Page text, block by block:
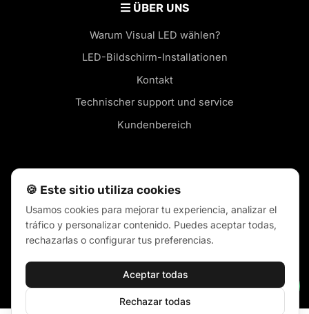
ÜBER UNS
Warum Visual LED wählen?
LED-Bildschirm-Installationen
Kontakt
Technischer support und service
Kundenbereich
LED-Bildschirme in Ihrer Stadt
Blog
Verkaufsrichtlinien
Cookies Politik
Datenschutz- und vertraulichkeitsrich
🍪 Este sitio utiliza cookies
Usamos cookies para mejorar tu experiencia, analizar el
tráfico y personalizar contenido. Puedes aceptar todas,
rechazarlas o configurar tus preferencias.
Aceptar todas
Rechazar todas